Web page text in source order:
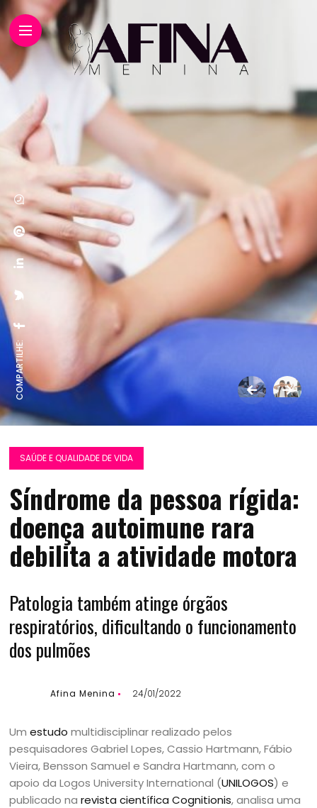
COMPARTILHE:
SAÚDE E QUALIDADE DE VIDA
Síndrome da pessoa rígida:
doença autoimune rara
debilita a atividade motora
Patologia também atinge órgãos
respiratórios, dificultando o funcionamento
dos pulmões
Afina Menina 24/01/2022
Umestudo multidisciplinar realizado pelos
pesquisadores Gabriel Lopes, Cassio Hartmann, Fábio
Vieira, Bensson Samuel e Sandra Hartmann, com o
apoio da Logos University International (UNILOGOS) e
publicado narevista científica Cognitionis, analisa uma